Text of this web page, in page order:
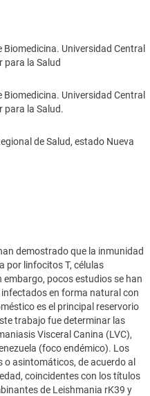
Universidad Central
para la Salud
Universidad Central
para la Salud.
de Salud, estado Nueva
demostrado que la inmunidad
por linfocitos T, células
pocos estudios se han
en forma natural con
es el principal reservorio
trabajo fue determinar las
Visceral Canina (LVC),
(foco endémico). Los
asintomáticos, de acuerdo al
coincidentes con los títulos
de Leishmania rK39 y